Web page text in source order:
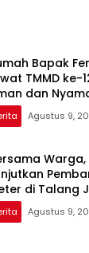
Bapak
TMMD ke-
dan
Agustus 9,
Warga,
di Talang
Agustus 9,